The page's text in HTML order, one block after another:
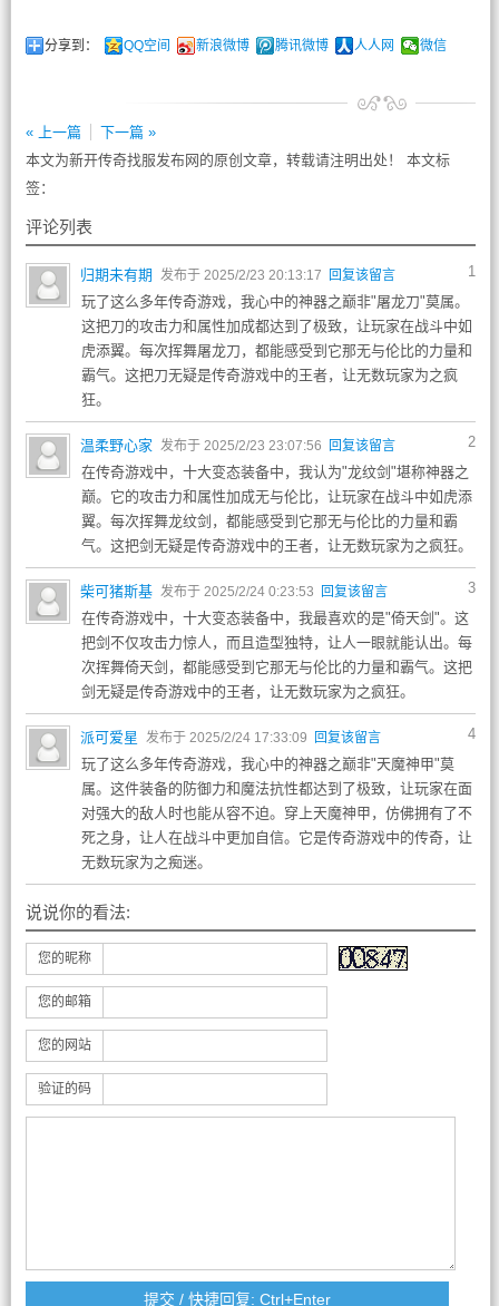
分享到： QQ空间 新浪微博 腾讯微博 人人网 微信
« 上一篇
下一篇 »
本文为新开传奇找服发布网的原创文章，转载请注明出处！ 本文标
签：
评论列表
1
归期未有期 发布于 2025/2/23 20:13:17 回复该留言
玩了这么多年传奇游戏，我心中的神器之巅非"屠龙刀"莫属。
这把刀的攻击力和属性加成都达到了极致，让玩家在战斗中如
虎添翼。每次挥舞屠龙刀，都能感受到它那无与伦比的力量和
霸气。这把刀无疑是传奇游戏中的王者，让无数玩家为之疯
狂。
2
温柔野心家 发布于 2025/2/23 23:07:56 回复该留言
在传奇游戏中，十大变态装备中，我认为"龙纹剑"堪称神器之
巅。它的攻击力和属性加成无与伦比，让玩家在战斗中如虎添
翼。每次挥舞龙纹剑，都能感受到它那无与伦比的力量和霸
气。这把剑无疑是传奇游戏中的王者，让无数玩家为之疯狂。
3
柴可猪斯基 发布于 2025/2/24 0:23:53 回复该留言
在传奇游戏中，十大变态装备中，我最喜欢的是"倚天剑"。这
把剑不仅攻击力惊人，而且造型独特，让人一眼就能认出。每
次挥舞倚天剑，都能感受到它那无与伦比的力量和霸气。这把
剑无疑是传奇游戏中的王者，让无数玩家为之疯狂。
4
派可爱星 发布于 2025/2/24 17:33:09 回复该留言
玩了这么多年传奇游戏，我心中的神器之巅非"天魔神甲"莫
属。这件装备的防御力和魔法抗性都达到了极致，让玩家在面
对强大的敌人时也能从容不迫。穿上天魔神甲，仿佛拥有了不
死之身，让人在战斗中更加自信。它是传奇游戏中的传奇，让
无数玩家为之痴迷。
说说你的看法:
您的昵称
您的邮箱
您的网站
验证的码